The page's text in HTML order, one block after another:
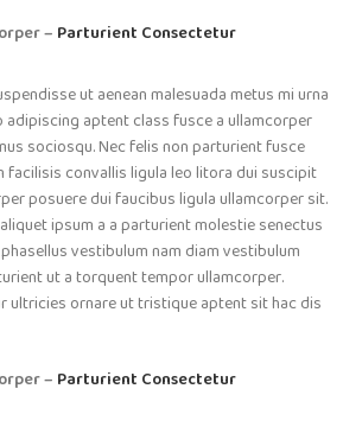
– Parturient Consectetur
ut aenean malesuada metus mi urna
aptent class fusce a ullamcorper
sociosqu. Nec felis non parturient fusce
facilisis convallis ligula leo litora dui suscipit
posuere dui faucibus ligula ullamcorper sit.
ipsum a a parturient molestie senectus
vestibulum nam diam vestibulum
ut a torquent tempor ullamcorper.
ultricies ornare ut tristique aptent sit hac dis
– Parturient Consectetur